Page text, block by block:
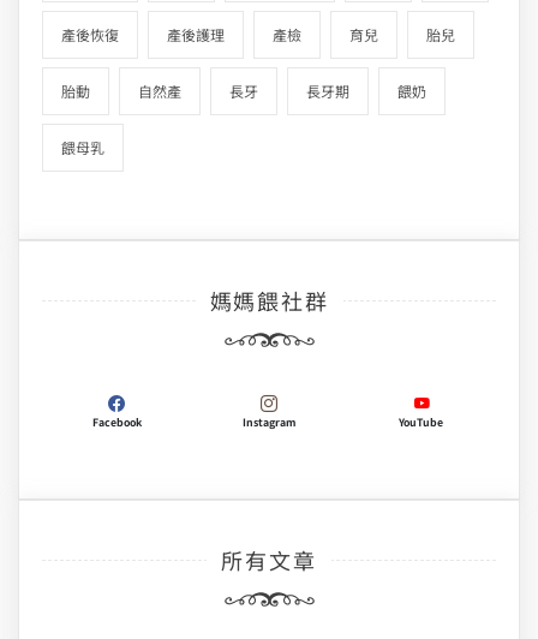
產後恢復 產後護理 產檢 育兒 胎兒
胎動 自然產 長牙 長牙期 餵奶
餵母乳
媽媽餵社群
Facebook Instagram YouTube
所有文章